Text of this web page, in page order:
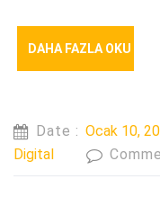
DAHA FAZLA OKU
Date : Ocak 10,
Digital